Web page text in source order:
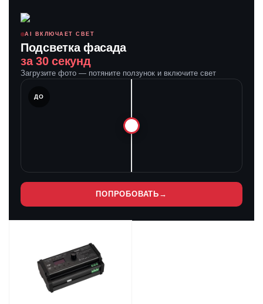
AI ВКЛЮЧАЕТ СВЕТ
Подсветка фасада
за 30 секунд
Загрузите фото — потяните ползунок и включите свет
ДО
ПОПРОБОВАТЬ →